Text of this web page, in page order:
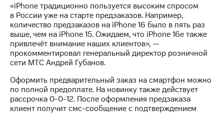
и акционерам
Корпоративное
управление
Корпоративный
секретарь
Раскрытие
информации
Информация
акционерам
Документы
«iPhone традиционно пользуется высоким спросом
в России уже на старте предзаказов. Например,
количество предзаказов на iPhone 16 было в пять раз
выше, чем на iPhone 15. Ожидаем, что iPhone 16e также
привлечёт внимание наших клиентов», —
прокомментировал генеральный директор розничной
сети МТС Андрей Губанов.
Оформить предварительный заказ на смартфон можно
по полной предоплате. На новинку также действует
рассрочка 0-0-12. После оформления предзаказа
клиент получит смс-сообщение с подтверждением